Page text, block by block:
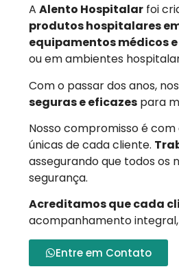
A Alento Hospitalar foi
produtos hospitalares
equipamentos médicos
ou em ambientes
Com o passar dos anos,
seguras e eficazes para
Nosso compromisso é com
únicas de cada cliente.
assegurando que todos os
segurança.
Acreditamos que cada
acompanhamento
Entre em Contato